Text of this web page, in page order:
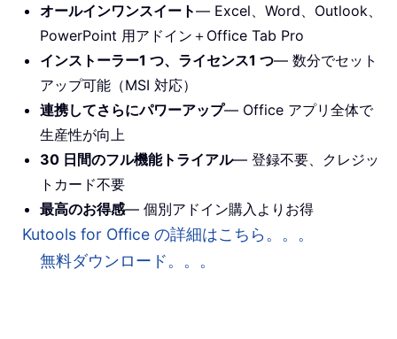
オールインワンスイート— Excel、Word、Outlook、
PowerPoint 用アドイン＋Office Tab Pro
インストーラー1 つ、ライセンス1 つ— 数分でセット
アップ可能（MSI 対応）
連携してさらにパワーアップ— Office アプリ全体で
生産性が向上
30 日間のフル機能トライアル— 登録不要、クレジッ
トカード不要
最高のお得感— 個別アドイン購入よりお得
Kutools for Office の詳細はこちら。。。
無料ダウンロード。。。